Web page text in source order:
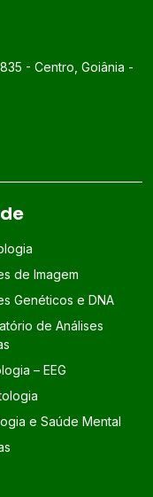
- Centro, Goiânia -
de Imagem
Genéticos e DNA
de Análises
– EEG
e Saúde Mental